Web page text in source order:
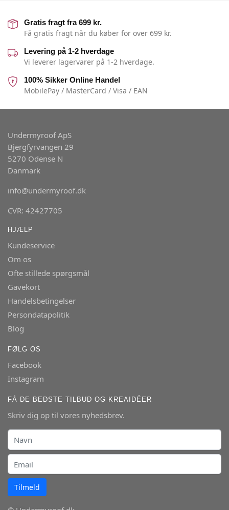
Gratis fragt fra 699 kr.
Få gratis fragt når du køber for over 699 kr.
Levering på 1-2 hverdage
Vi leverer lagervarer på 1-2 hverdage.
100% Sikker Online Handel
MobilePay / MasterCard / Visa / EAN
Undermyroof ApS
Bjergfyrvangen 29
5270 Odense N
Danmark
info@undermyroof.dk
CVR: 42427705
HJÆLP
Kundeservice
Om os
Ofte stillede spørgsmål
Gavekort
Handelsbetingelser
Persondatapolitik
Blog
FØLG OS
Facebook
Instagram
FÅ DE BEDSTE TILBUD OG KREAIDÉER
Skriv dig op til vores nyhedsbrev.
Tilmeld